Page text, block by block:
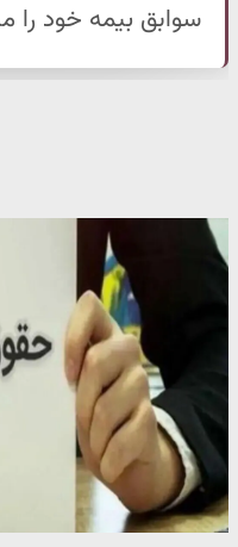
سوابق بیمه خود را